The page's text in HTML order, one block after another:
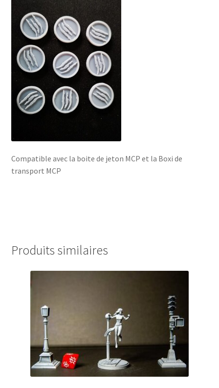
Compatible avec la boite de jeton MCP et la Boxi de
transport MCP
Produits similaires